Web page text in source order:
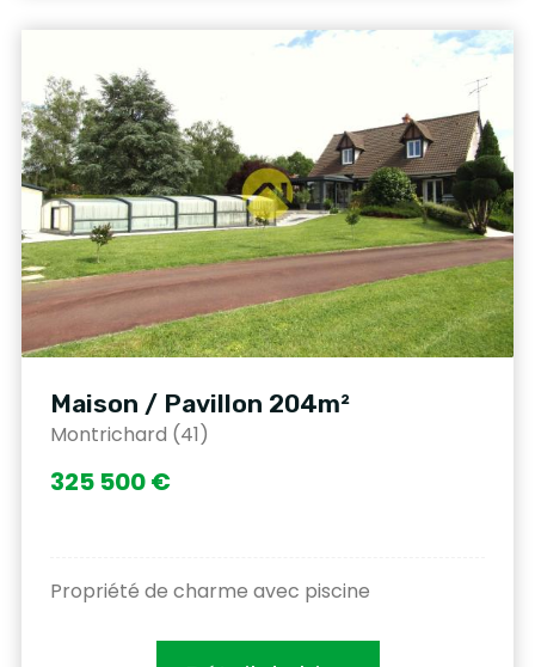
Maison / Pavillon 204m²
Montrichard (41)
325 500 €
Propriété de charme avec piscine